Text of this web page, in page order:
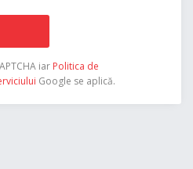
iar Politica de
Google se aplică.